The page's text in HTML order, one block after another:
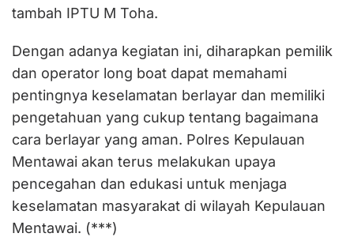
tambah IPTU M Toha.
Dengan adanya kegiatan ini, diharapkan pemilik
dan operator long boat dapat memahami
pentingnya keselamatan berlayar dan memiliki
pengetahuan yang cukup tentang bagaimana
cara berlayar yang aman. Polres Kepulauan
Mentawai akan terus melakukan upaya
pencegahan dan edukasi untuk menjaga
keselamatan masyarakat di wilayah Kepulauan
Mentawai. (***)